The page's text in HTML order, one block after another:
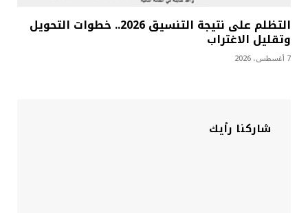
التظلم على نتيجة التنسيق 2026.. خطوات التحويل
وتقليل الاغتراب
7 أغسطس، 2026
شاركنا رأيك